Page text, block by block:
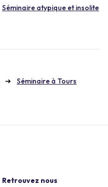
Séminaire atypique et insolite
Séminaire à Tours
Retrouvez nous